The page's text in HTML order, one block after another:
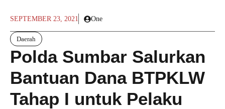
SEPTEMBER 23, 2021 One
Daerah
Polda Sumbar Salurkan
Bantuan Dana BTPKLW
Tahap I untuk Pelaku